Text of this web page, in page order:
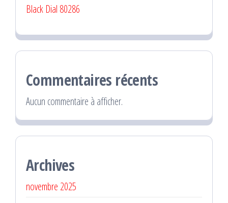
Black Dial 80286
Commentaires récents
Aucun commentaire à afficher.
Archives
novembre 2025